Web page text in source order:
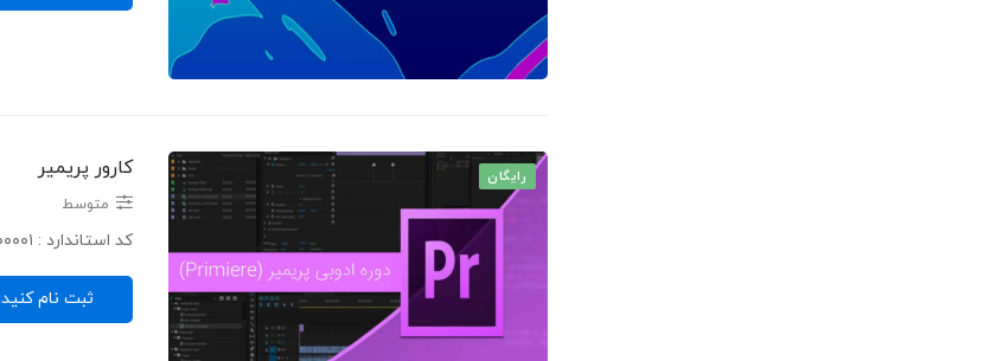
رایگان کارور پریمیر
متوسط
کد استاندارد : ۲۶۵۴۲۰۵۳۱۲۰۰۰۰۱ …
ثبت نام کنید